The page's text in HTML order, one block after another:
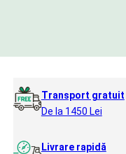
Transport gratuit
De la 1450 Lei
Livrare rapidă